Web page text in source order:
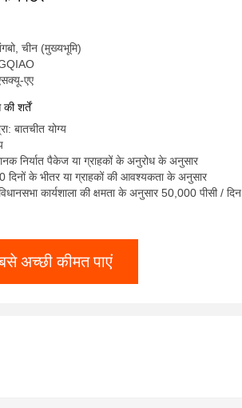
चीन (मुख्यभूमि)
एए
शर्तें
बातचीत योग्य
निर्यात पैकेज या ग्राहकों के अनुरोध के अनुसार
के भीतर या ग्राहकों की आवश्यकता के अनुसार
कार्यशाला की क्षमता के अनुसार 50,000 पीसी / दिन
अच्छी कीमत पाएं